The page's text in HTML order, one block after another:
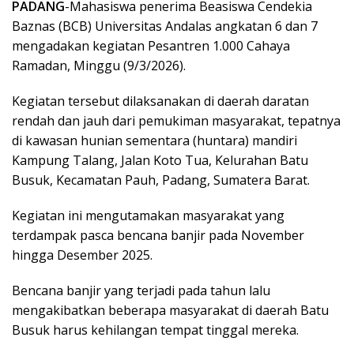
PADANG-Mahasiswa penerima Beasiswa Cendekia
Baznas (BCB) Universitas Andalas angkatan 6 dan 7
mengadakan kegiatan Pesantren 1.000 Cahaya
Ramadan, Minggu (9/3/2026).
Kegiatan tersebut dilaksanakan di daerah daratan
rendah dan jauh dari pemukiman masyarakat, tepatnya
di kawasan hunian sementara (huntara) mandiri
Kampung Talang, Jalan Koto Tua, Kelurahan Batu
Busuk, Kecamatan Pauh, Padang, Sumatera Barat.
Kegiatan ini mengutamakan masyarakat yang
terdampak pasca bencana banjir pada November
hingga Desember 2025.
Bencana banjir yang terjadi pada tahun lalu
mengakibatkan beberapa masyarakat di daerah Batu
Busuk harus kehilangan tempat tinggal mereka.